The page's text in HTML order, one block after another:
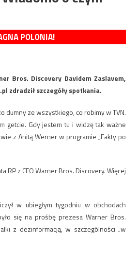
POLONIA!
Bros. Discovery Davidem Zaslavem,
zdradził szczegóły spotkania.
dumny ze wszystkiego, co robimy w TVN.
getcie. Gdy jestem tu i widzę tak ważne
z Anitą Werner w programie „Fakty po
z CEO Warner Bros. Discovery. Więcej
w ubiegłym tygodniu w obchodach
się na prośbę prezesa Warner Bros.
z dezinformacją, w szczególności „w